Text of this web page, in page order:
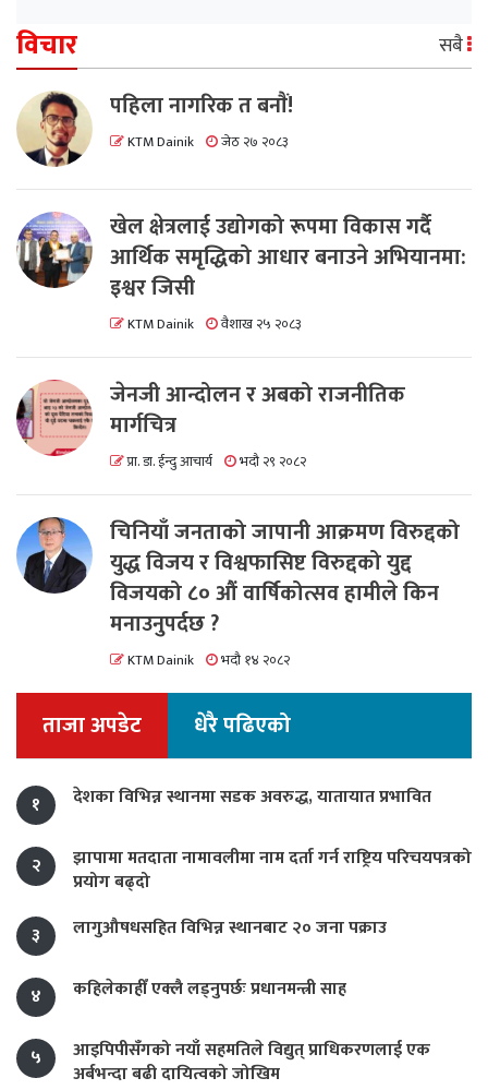
विचार सबै
पहिला नागरिक त बनाैं!
KTM Dainik जेठ २७ २०८३
खेल क्षेत्रलाई उद्योगको रूपमा विकास गर्दै
आर्थिक समृद्धिको आधार बनाउने अभियानमा:
इश्वर जिसी
KTM Dainik वैशाख २५ २०८३
जेनजी आन्दोलन र अबको राजनीतिक
मार्गचित्र
प्रा. डा. ईन्दु आचार्य भदौ २९ २०८२
चिनियाँ जनताको जापानी आक्रमण विरुद्दको
युद्ध विजय र विश्वफासिष्ट विरुद्दको युद्द
विजयको ८० औं वार्षिकोत्सव हामीले किन
मनाउनुपर्दछ ?
KTM Dainik भदौ १४ २०८२
ताजा अपडेट धेरै पढिएको
१ देशका विभिन्न स्थानमा सडक अवरुद्ध, यातायात प्रभावित
२
झापामा मतदाता नामावलीमा नाम दर्ता गर्न राष्ट्रिय परिचयपत्रको
प्रयोग बढ्दो
३
लागुऔषधसहित विभिन्न स्थानबाट २० जना पक्राउ
४ कहिलेकाहीँ एक्लै लड्नुपर्छः प्रधानमन्त्री साह
५
आइपिपीसँगको नयाँ सहमतिले विद्युत् प्राधिकरणलाई एक
अर्बभन्दा बढी दायित्वको जोखिम